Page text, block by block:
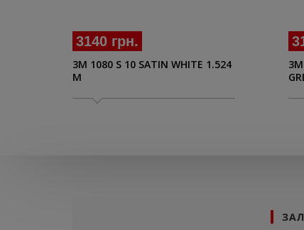
3140 грн.
3M 1080 S 10 SATIN WHITE 1.524
M